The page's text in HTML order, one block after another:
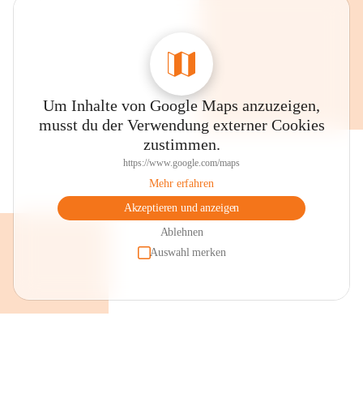
Um Inhalte von Google Maps anzuzeigen,
musst du der Verwendung externer Cookies
zustimmen.
https://www.google.com/maps
Mehr erfahren
Akzeptieren und anzeigen
Ablehnen
Auswahl merken